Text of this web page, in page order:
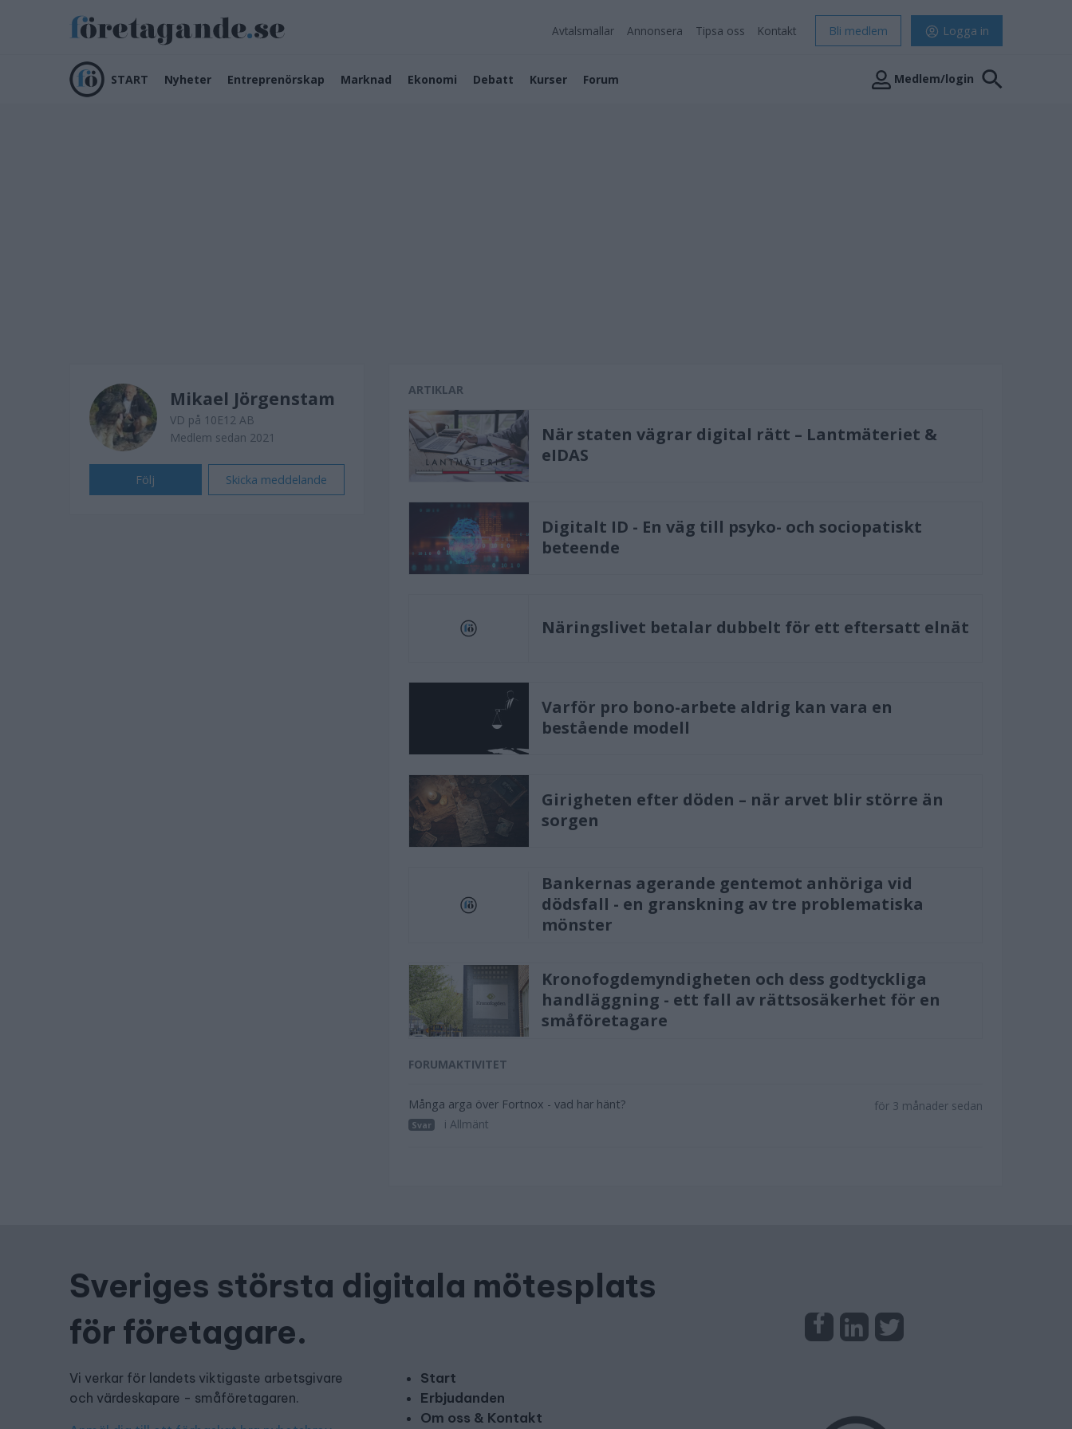
Avtalsmallar Annonsera Tipsa oss Kontakt Bli medlem Logga in
START Nyheter Entreprenörskap Marknad Ekonomi Debatt Kurser Forum Medlem/login
Mikael Jörgenstam
VD på 10E12 AB
Medlem sedan 2021
Följ Skicka meddelande
ARTIKLAR
När staten vägrar digital rätt – Lantmäteriet &
eIDAS
Digitalt ID - En väg till psyko- och sociopatiskt
beteende
Näringslivet betalar dubbelt för ett eftersatt elnät
Varför pro bono-arbete aldrig kan vara en
bestående modell
Girigheten efter döden – när arvet blir större än
sorgen
Bankernas agerande gentemot anhöriga vid
dödsfall - en granskning av tre problematiska
mönster
Kronofogdemyndigheten och dess godtyckliga
handläggning - ett fall av rättsosäkerhet för en
småföretagare
FORUMAKTIVITET
Många arga över Fortnox - vad har hänt?
Svar i Allmänt
för 3 månader sedan
Sveriges största digitala mötesplats
för företagare.
Vi verkar för landets viktigaste arbetsgivare
och värdeskapare - småföretagaren.
Start
Erbjudanden
Om oss & Kontakt